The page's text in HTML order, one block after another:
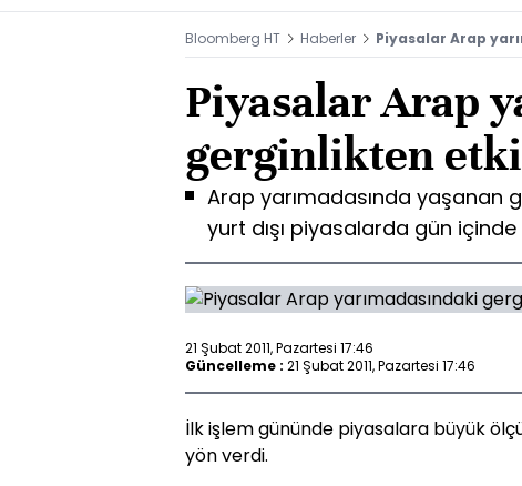
Bloomberg HT Haberler Piyasalar Arap
Piyasalar Arap
gerginlikten
Arap yarımadasında yaşanan
yurt dışı piyasalarda gün içinde
21 Şubat 2011, Pazartesi 17:46
Güncelleme : 21 Şubat 2011, Pazartesi 17:46
İlk işlem gününde piyasalara büyük
yön verdi.